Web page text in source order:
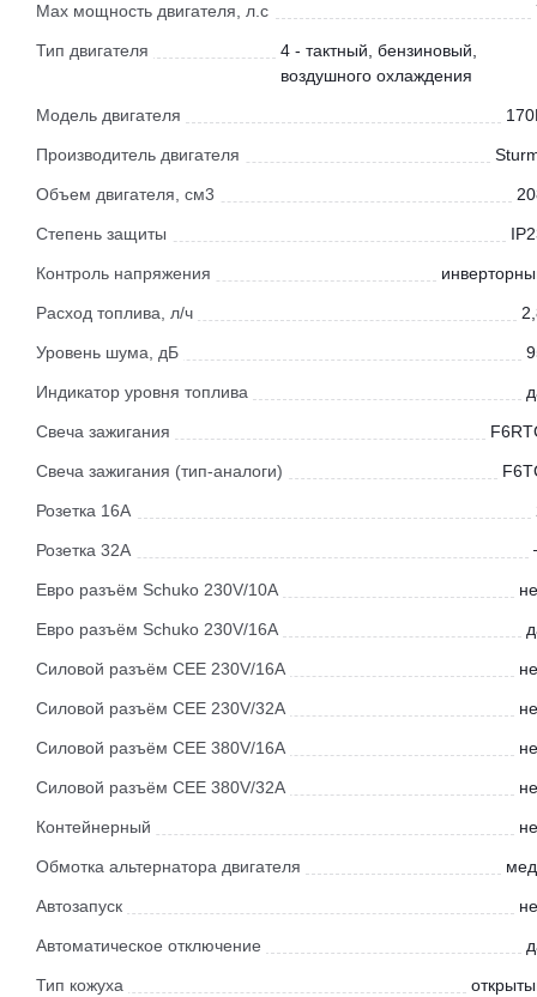
Мах мощность двигателя, л.с
Тип двигателя
4 - тактный, бензиновый,
воздушного охлаждения
Модель двигателя
Производитель двигателя
Объем двигателя, см3
Степень защиты
Контроль напряжения
Расход топлива, л/ч
Уровень шума, дБ
Индикатор уровня топлива
Свеча зажигания
Свеча зажигания (тип-аналоги)
Розетка 16А
Розетка 32А
Евро разъём Schuko 230V/10А
Евро разъём Schuko 230V/16А
Силовой разъём CEE 230V/16A
Силовой разъём CEE 230V/32A
Силовой разъём CEE 380V/16A
Силовой разъём CEE 380V/32A
Контейнерный
Обмотка альтернатора двигателя
Автозапуск
Автоматическое отключение
Тип кожуха